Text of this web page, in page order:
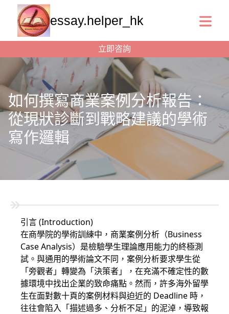
essay.helper_hk
立即咨詢
如何撰寫商業案例分析報告：
從現狀診斷到戰略建議的學術
寫作邏輯
引言 (Introduction)
在商學院的學術訓練中，商業案例分析（Business
Case Analysis）是檢驗學生理論應用能力的終極測
試。與通用的學術論文不同，案例分析要求學生從
「旁觀者」轉變為「決策者」，在充滿不確定性的數
據環境中找出企業的致命痛點。然而，許多海外留學
生在面對數十頁的案例材料與迫近的 Deadline 時，
往往會陷入「描述過多、分析不足」的泥淖，導致報